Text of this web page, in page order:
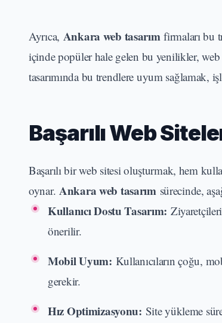
Ayrıca, Ankara web tasarımfirmaları bu
içinde popüler hale gelen bu yenilikler, web
tasarımında bu trendlere uyum sağlamak,
Başarılı Web
Başarılı bir web sitesi oluşturmak, hem
oynar.Ankara web tasarımsürecinde,
Kullanıcı Dostu Tasarım:
önerilir.
Mobil Uyum: Kullanıcıların çoğu,
gerekir.
Hız Optimizasyonu: Site yükleme